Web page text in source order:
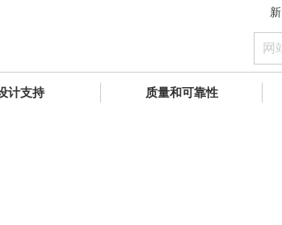
计支持 质量和可靠性